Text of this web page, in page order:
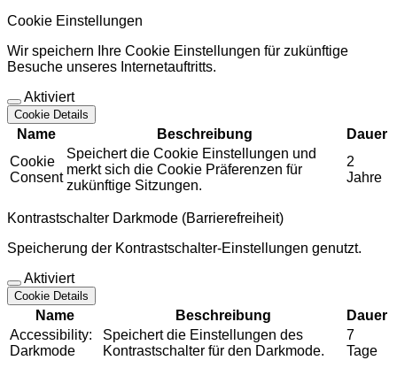
Cookie Einstellungen
Wir speichern Ihre Cookie Einstellungen für zukünftige
Besuche unseres Internetauftritts.
Aktiviert
Cookie Details
Name Beschreibung
Dauer
Cookie
Consent
Speichert die Cookie Einstellungen und
merkt sich die Cookie Präferenzen für
zukünftige Sitzungen.
2
Jahre
Kontrastschalter Darkmode (Barrierefreiheit)
Speicherung der Kontrastschalter-Einstellungen genutzt.
Aktiviert
Cookie Details
Name Beschreibung
Dauer
Accessibility:
Darkmode
Speichert die Einstellungen des
Kontrastschalter für den Darkmode.
7
Tage